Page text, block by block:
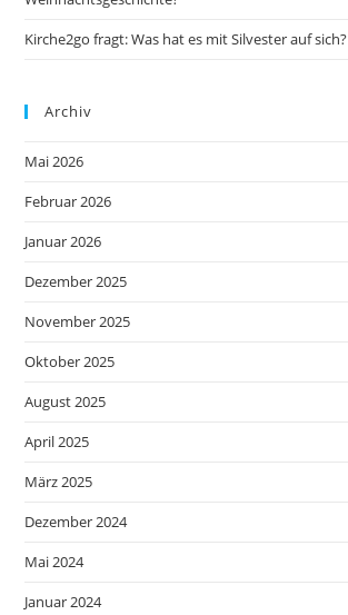
Kirche2go fragt: Was hat es mit Silvester auf sich?
Archiv
Mai 2026
Februar 2026
Januar 2026
Dezember 2025
November 2025
Oktober 2025
August 2025
April 2025
März 2025
Dezember 2024
Mai 2024
Januar 2024